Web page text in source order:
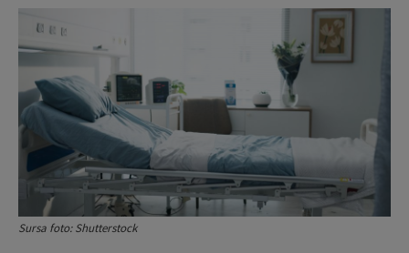
Sursa foto: Shutterstock